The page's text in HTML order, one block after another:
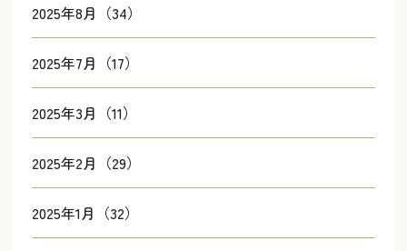
2025年8月（34）
2025年7月（17）
2025年3月（11）
2025年2月（29）
2025年1月（32）